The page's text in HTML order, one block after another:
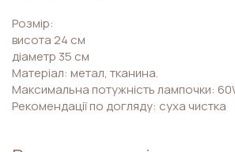
Розмір:
висота 24 см
діаметр 35 см
Матеріал: метал, тканина.
Максимальна потужність лампочки:
Рекомендації по догляду: суха чистка